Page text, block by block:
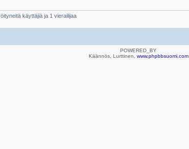
käyttäjiä ja 1 vierailijaa
POWERED_BY
Käännös, Lurttinen, www.phpbbsuomi.com